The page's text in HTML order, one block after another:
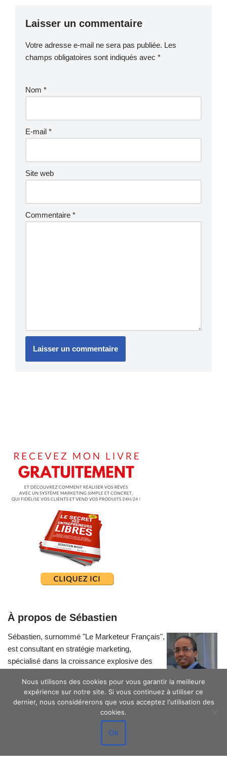
Laisser un commentaire
Votre adresse e-mail ne sera pas publiée. Les
champs obligatoires sont indiqués avec *
Nom *
E-mail *
Site web
Commentaire *
À propos de Sébastien
Sébastien, surnommé "Le Marketeur Français",
est consultant en stratégie marketing,
spécialisé dans la croissance explosive des
Nous utilisons des cookies pour vous garantir la meilleure
expérience sur notre site. Si vous continuez à utiliser ce
dernier, nous considérerons que vous acceptez l'utilisation des
cookies.
Ok